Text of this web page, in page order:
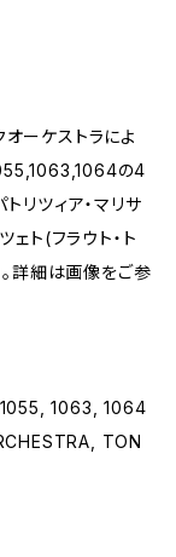
オーケストラによ
の4
リツィア・マリサ
ェト(フラウト・ト
。詳細は画像をご参
1063, 1064
TON